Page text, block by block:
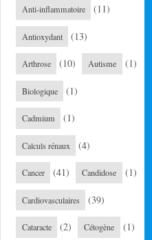
Anti-inflammatoire (11)
Antioxydant (13)
Arthrose (10) Autisme (1)
Biologique (1)
Cadmium (1)
Calculs rénaux (4)
Cancer (41) Candidose (1)
Cardiovasculaires (39)
Cataracte (2) Cétogène (1)